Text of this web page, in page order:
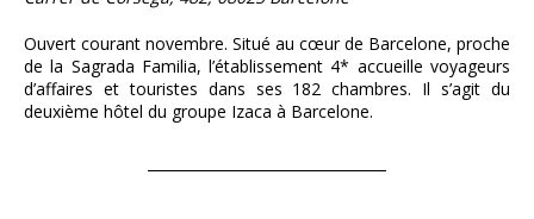
Ouvert courant novembre. Situé au cœur de Barcelone, proche
de la Sagrada Familia, l’établissement 4* accueille voyageurs
d’affaires et touristes dans ses 182 chambres. Il s’agit du
deuxième hôtel du groupe Izaca à Barcelone.